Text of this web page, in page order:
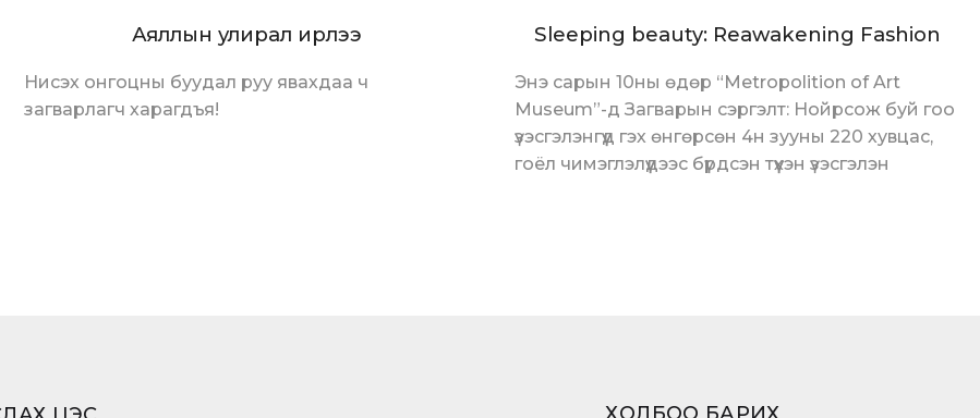
Аяллын улирал ирлээ
Нисэх онгоцны буудал руу явахдаа ч
загварлагч харагдъя!
Sleeping beauty: Reawakening Fashion
Энэ сарын 10ны өдөр “Metropolition of Art
Museum”-д Загварын сэргэлт: Нойрсож буй гоо
үзэсгэлэнгүүд гэх өнгөрсөн 4н зууны 220 хувцас,
гоёл чимэглэлүүдээс бүрдсэн түүхэн үзэсгэлэн